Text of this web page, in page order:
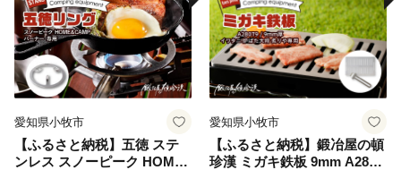
頓珍漢 愛知県 小牧市 送料無
料
愛知県小牧市
【ふるさと納税】五徳 ステ
ンレス スノーピーク HOME
愛知県小牧市
【ふるさと納税】鍛冶屋の頓
珍漢 ミガキ鉄板 9mm A280T